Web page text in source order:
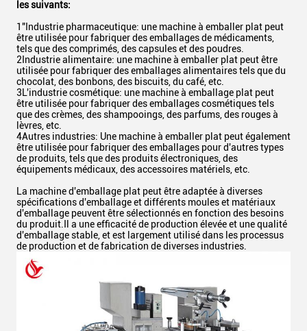
les suivants:
1"Industrie pharmaceutique: une machine à emballer plat peut
être utilisée pour fabriquer des emballages de médicaments,
tels que des comprimés, des capsules et des poudres.
2Industrie alimentaire: une machine à emballer plat peut être
utilisée pour fabriquer des emballages alimentaires tels que du
chocolat, des bonbons, des biscuits, du café, etc.
3L'industrie cosmétique: une machine à emballage plat peut
être utilisée pour fabriquer des emballages cosmétiques tels
que des crèmes, des shampooings, des parfums, des rouges à
lèvres, etc.
4Autres industries: Une machine à emballer plat peut également
être utilisée pour fabriquer des emballages pour d'autres types
de produits, tels que des produits électroniques, des
équipements médicaux, des accessoires matériels, etc.
La machine d'emballage plat peut être adaptée à diverses
spécifications d'emballage et différents moules et matériaux
d'emballage peuvent être sélectionnés en fonction des besoins
du produit.Il a une efficacité de production élevée et une qualité
d'emballage stable, et est largement utilisé dans les processus
de production et de fabrication de diverses industries.